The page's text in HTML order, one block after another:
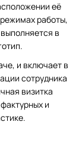
её
работы,
в
и включает в
сотрудника
визитка
и